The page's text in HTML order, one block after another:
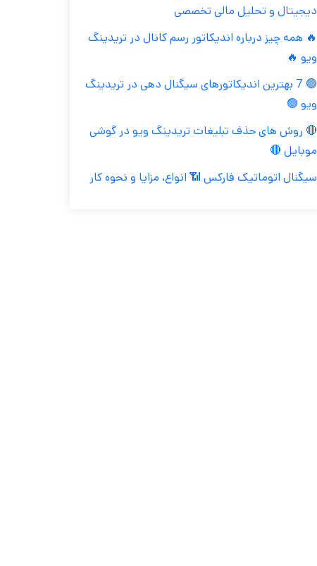
دیجیتال و تحلیل مالی تخصصی
🔥 همه چیز درباره اندیکاتور رسم کانال در تریدینگ
ویو 🔥
🟢 7 بهترین اندیکاتورهای سیگنال دهی در تریدینگ
ویو 🟢
🔴 روش های حذف تبلیغات تریدینگ ویو در گوشی
موبایل 🔴
سیگنال اتوماتیک فارکس 📶 انواع، مزایا و نحوه کار